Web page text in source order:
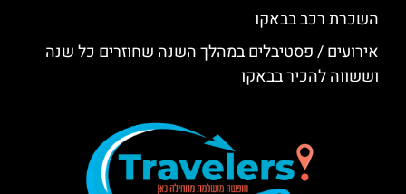
השכרת רכב בבאקו
אירועים / פסטיבלים במהלך השנה שחוזרים כל שנה
וששווה להכיר בבאקו